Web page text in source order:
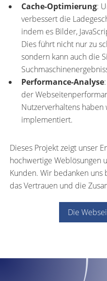
Cache-Optimierung:
verbessert die
indem es Bilder,
Dies führt nicht nur zu
sondern kann auch die
Performance-Analyse
der
Nutzerverhaltens haben
implementiert.
Dieses Projekt zeigt unser
hochwertige Weblösungen
Kunden. Wir bedanken
das Vertrauen und die
Die